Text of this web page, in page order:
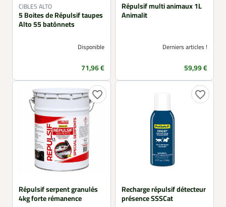
CIBLES ALTO
5 Boites de Répulsif taupes
Alto 55 batônnets
Disponible
Prix
71,96 €
Répulsif multi animaux 1L
Animalit
Derniers articles !
Prix
59,99 €
favorite_border
Répulsif serpent granulés
4kg forte rémanence
favorite_border
Recharge répulsif détecteur
présence SSSCat